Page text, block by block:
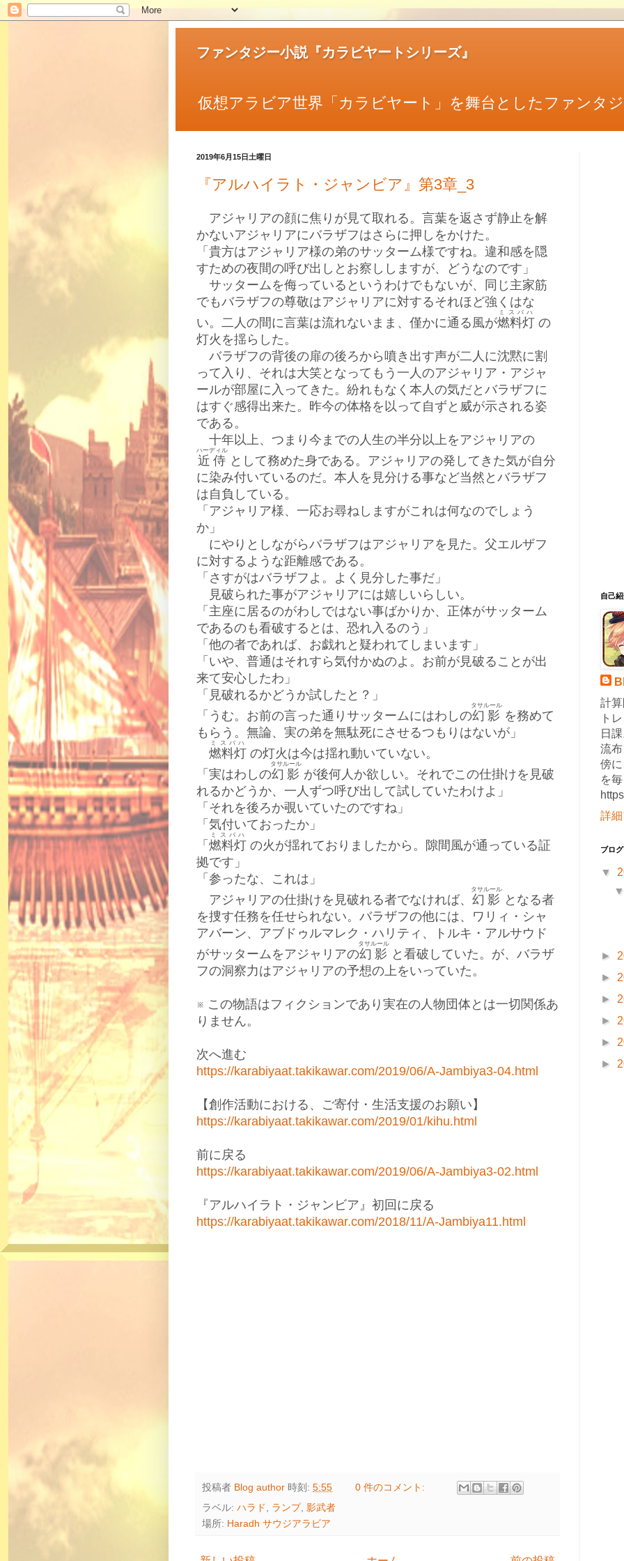
ファンタジー小説『カラビヤートシリーズ』
仮想アラビア世界「カラビヤート」を舞台としたファンタ
2019年6月15日土曜日
『アルハイラト・ジャンビア』第3章_3
アジャリアの顔に焦りが見て取れる。言葉を返さず静止を解
かないアジャリアにバラザフはさらに押しをかけた。
「貴方はアジャリア様の弟のサッターム様ですね。違和感を隠
すための夜間の呼び出しとお察ししますが、どうなのです」
サッタームを侮っているというわけでもないが、同じ主家筋
でもバラザフの尊敬はアジャリアに対するそれほど強くはな
い。二人の間に言葉は流れないまま、僅かに通る風が燃料灯
ミスバハ
の
灯火を揺らした。
バラザフの背後の扉の後ろから噴き出す声が二人に沈黙に割
って入り、それは大笑となってもう一人のアジャリア・アジャ
ールが部屋に入ってきた。紛れもなく本人の気だとバラザフに
はすぐ感得出来た。昨今の体格を以って自ずと威が示される姿
である。
十年以上、つまり今までの人生の半分以上をアジャリアの
近侍
ハーディル
として務めた身である。アジャリアの発してきた気が自分
に染み付いているのだ。本人を見分ける事など当然とバラザフ
は自負している。
「アジャリア様、一応お尋ねしますがこれは何なのでしょう
か」
にやりとしながらバラザフはアジャリアを見た。父エルザフ
に対するような距離感である。
「さすがはバラザフよ。よく見分した事だ」
見破られた事がアジャリアには嬉しいらしい。
「主座に居るのがわしではない事ばかりか、正体がサッターム
であるのも看破するとは、恐れ入るのう」
「他の者であれば、お戯れと疑われてしまいます」
「いや、普通はそれすら気付かぬのよ。お前が見破ることが出
来て安心したわ」
「見破れるかどうか試したと？」
「うむ。お前の言った通りサッタームにはわしの幻影
タサルール
を務めて
もらう。無論、実の弟を無駄死にさせるつもりはないが」
燃料灯
ミスバハ
の灯火は今は揺れ動いていない。
「実はわしの幻影
タサルール
が後何人か欲しい。それでこの仕掛けを見破
れるかどうか、一人ずつ呼び出して試していたわけよ」
「それを後ろか覗いていたのですね」
「気付いておったか」
「 燃料灯
ミスバハ
の火が揺れておりましたから。隙間風が通っている証
拠です」
「参ったな、これは」
アジャリアの仕掛けを見破れる者でなければ、 幻影
タサルール
となる者
を捜す任務を任せられない。バラザフの他には、ワリィ・シャ
アバーン、アブドゥルマレク・ハリティ、トルキ・アルサウド
がサッタームをアジャリアの幻影
タサルール
と看破していた。が、バラザ
フの洞察力はアジャリアの予想の上をいっていた。
※ この物語はフィクションであり実在の人物団体とは一切関係あ
りません。
次へ進む
https://karabiyaat.takikawar.com/2019/06/A-Jambiya3-04.html
【創作活動における、ご寄付・生活支援のお願い】
https://karabiyaat.takikawar.com/2019/01/kihu.html
前に戻る
https://karabiyaat.takikawar.com/2019/06/A-Jambiya3-02.html
『アルハイラト・ジャンビア』初回に戻る
https://karabiyaat.takikawar.com/2018/11/A-Jambiya11.html
投稿者 Blog author 時刻: 5:55
0 件のコメント:
ラベル: ハラド, ランプ, 影武者
場所: Haradh サウジアラビア
自己
計
ト
日
流
傍
を
詳
ブロ
▼
►
►
►
►
►
►